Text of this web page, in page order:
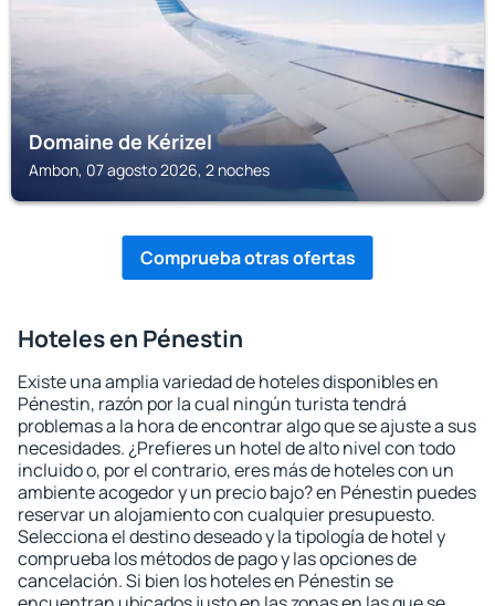
Domaine de Kérizel
Ambon, 07 agosto 2026, 2 noches
Comprueba otras ofertas
Hoteles en Pénestin
Existe una amplia variedad de hoteles disponibles en
Pénestin, razón por la cual ningún turista tendrá
problemas a la hora de encontrar algo que se ajuste a sus
necesidades. ¿Prefieres un hotel de alto nivel con todo
incluido o, por el contrario, eres más de hoteles con un
ambiente acogedor y un precio bajo? en Pénestin puedes
reservar un alojamiento con cualquier presupuesto.
Selecciona el destino deseado y la tipología de hotel y
comprueba los métodos de pago y las opciones de
cancelación. Si bien los hoteles en Pénestin se